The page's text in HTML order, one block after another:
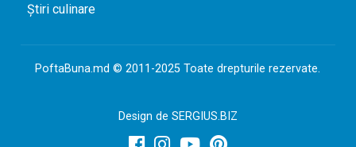
Știri culinare
PoftaBuna.md © 2011-2025 Toate drepturile rezervate.
Design de SERGIUS.BIZ